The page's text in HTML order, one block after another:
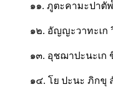
๑๑. ภูตะคามะปาตั
๑๒. อัญญะวาทะเก
๑๓. อุชฌาปะนะเก
๑๔. โย ปะนะ ภิกขุ